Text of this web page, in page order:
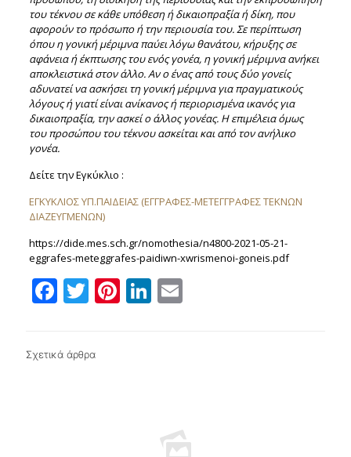
του τέκνου σε κάθε υπόθεση ή δικαιοπραξία ή δίκη, που
αφορούν το πρόσωπο ή την περιουσία του. Σε περίπτωση
όπου η γονική μέριμνα παύει λόγω θανάτου, κήρυξης σε
αφάνεια ή έκπτωσης του ενός γονέα, η γονική μέριμνα ανήκει
αποκλειστικά στον άλλο. Αν ο ένας από τους δύο γονείς
αδυνατεί να ασκήσει τη γονική μέριμνα για πραγματικούς
λόγους ή γιατί είναι ανίκανος ή περιορισμένα ικανός για
δικαιοπραξία, την ασκεί ο άλλος γονέας. Ηεπιμέλεια όμως
του προσώπου του τέκνου ασκείται και από τον ανήλικο
γονέα.
Δείτε την Εγκύκλιο :
ΕΓΚΥΚΛΙΟΣ ΥΠ.ΠΑΙΔΕΙΑΣ (ΕΓΓΡΑΦΕΣ-ΜΕΤΕΓΓΡΑΦΕΣ ΤΕΚΝΩΝ
ΔΙΑΖΕΥΓΜΕΝΩΝ)
https://dide.mes.sch.gr/nomothesia/n4800-2021-05-21-
eggrafes-meteggrafes-paidiwn-xwrismenoi-goneis.pdf
Facebook
Twitter
Pinterest
LinkedIn
Email
Σχετικά άρθρα